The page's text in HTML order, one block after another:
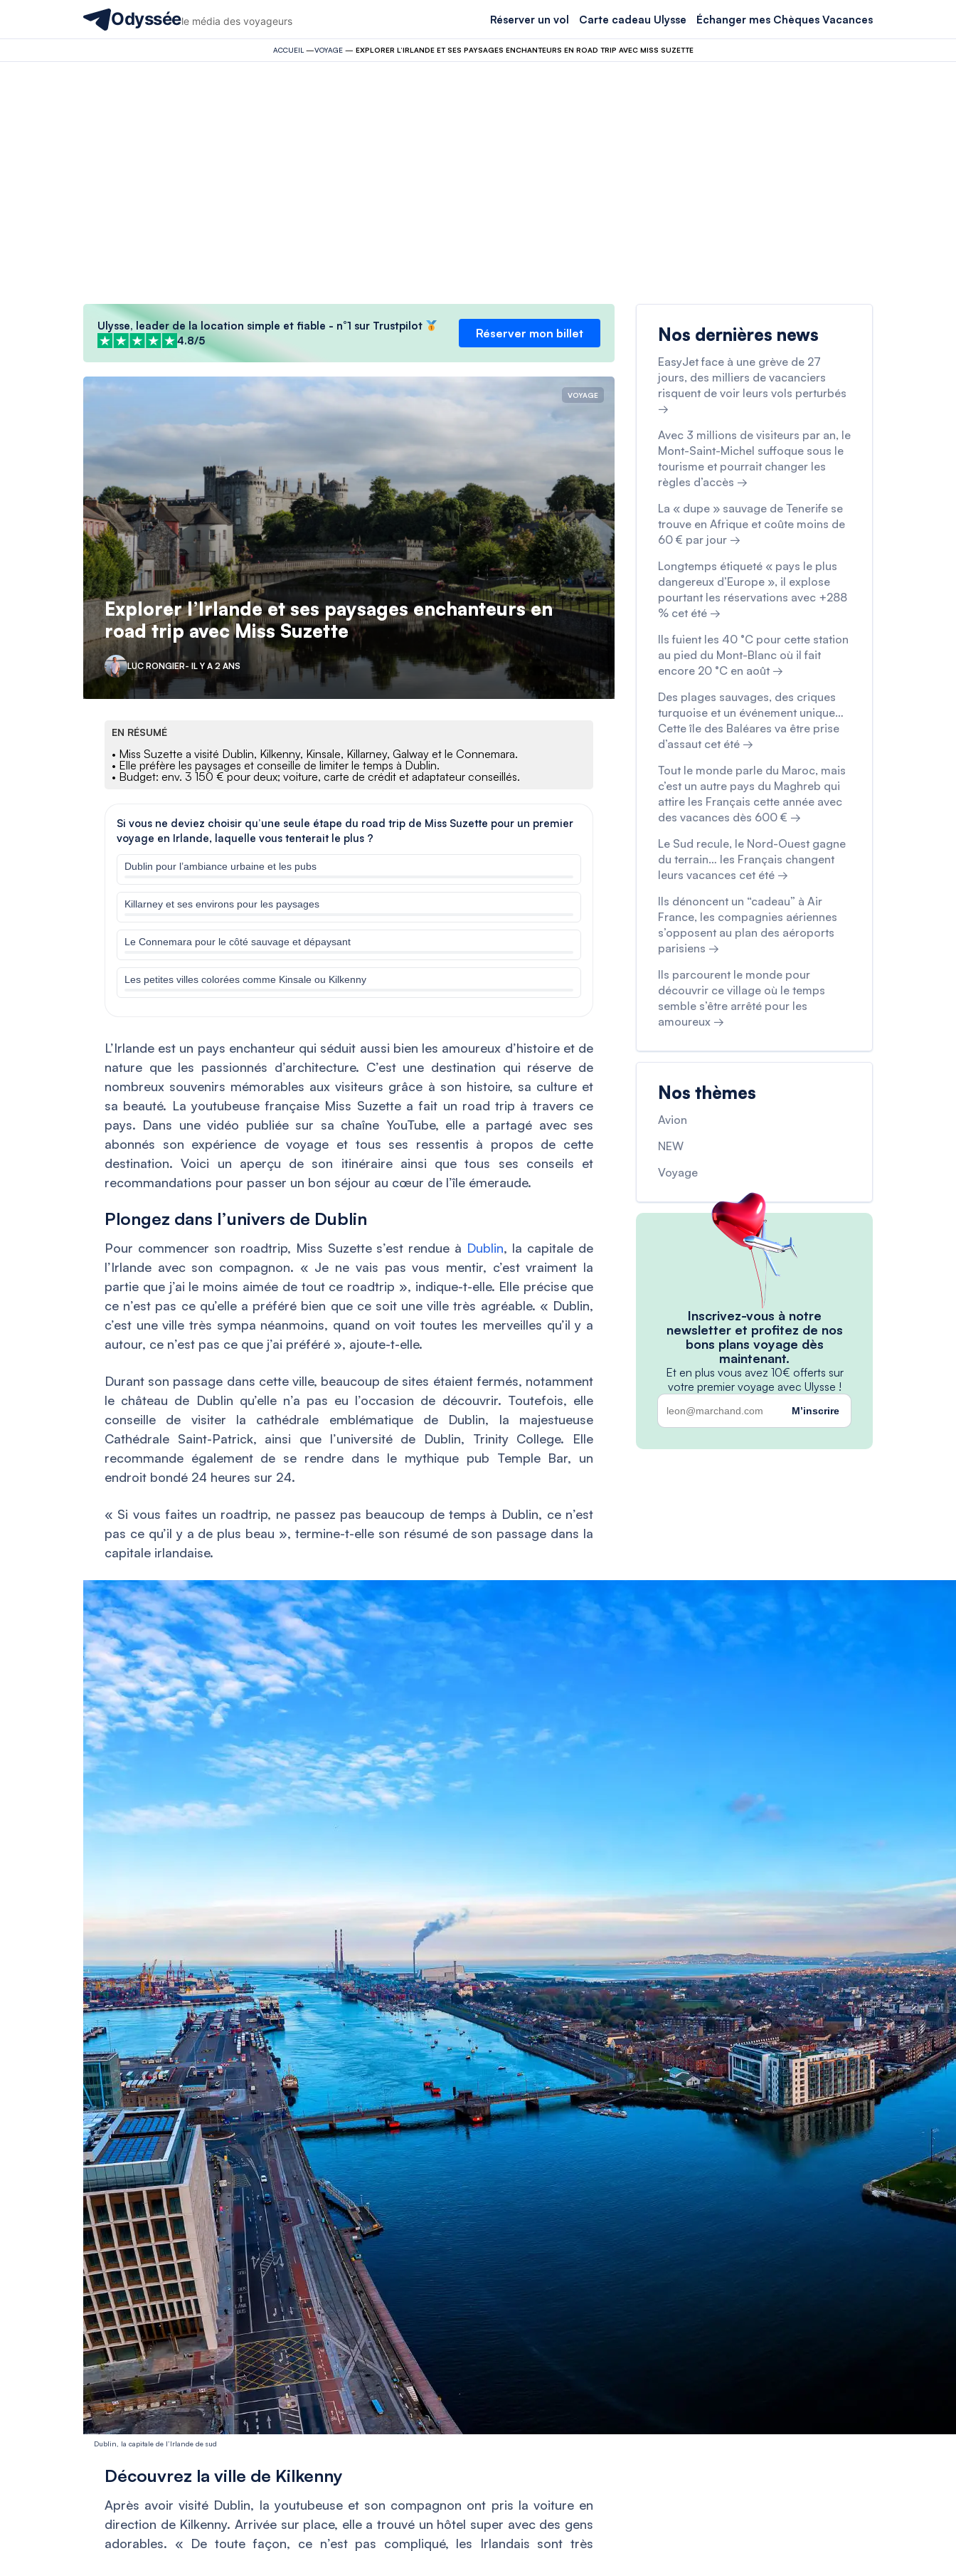
Odysséele média des voyageurs Réserver un vol Carte cadeau Ulysse Échanger mes Chèques Vacances
ACCUEIL —VOYAGE — EXPLORER L’IRLANDE ET SES PAYSAGES ENCHANTEURS EN ROAD TRIP AVEC MISS SUZETTE
Ulysse, leader de la location simple et fiable - n°1 sur Trustpilot
4.8/5
Réserver mon billet
VOYAGE
Explorer l’Irlande et ses paysages enchanteurs en
road trip avec Miss Suzette
LUC RONGIER- IL Y A 2 ANS
EN RÉSUMÉ
• Miss Suzette a visité Dublin, Kilkenny, Kinsale, Killarney, Galway et le Connemara.
• Elle préfère les paysages et conseille de limiter le temps à Dublin.
• Budget: env. 3 150 € pour deux; voiture, carte de crédit et adaptateur conseillés.
Si vous ne deviez choisir qu’une seule étape du road trip de Miss Suzette pour un premier
voyage en Irlande, laquelle vous tenterait le plus ?
Dublin pour l’ambiance urbaine et les pubs
Killarney et ses environs pour les paysages
Le Connemara pour le côté sauvage et dépaysant
Les petites villes colorées comme Kinsale ou Kilkenny
L’Irlande est un pays enchanteur qui séduit aussi bien les amoureux d’histoire et de
nature que les passionnés d’architecture. C’est une destination qui réserve de
nombreux souvenirs mémorables aux visiteurs grâce à son histoire, sa culture et
sa beauté. La youtubeuse française Miss Suzette a fait un road trip à travers ce
pays. Dans une vidéo publiée sur sa chaîne YouTube, elle a partagé avec ses
abonnés son expérience de voyage et tous ses ressentis à propos de cette
destination. Voici un aperçu de son itinéraire ainsi que tous ses conseils et
recommandations pour passer un bon séjour au cœur de l’île émeraude.
Plongez dans l’univers de Dublin
Pour commencer son roadtrip, Miss Suzette s’est rendue à Dublin, la capitale de
l’Irlande avec son compagnon. « Je ne vais pas vous mentir, c’est vraiment la
partie que j’ai le moins aimée de tout ce roadtrip », indique-t-elle. Elle précise que
ce n’est pas ce qu’elle a préféré bien que ce soit une ville très agréable. « Dublin,
c’est une ville très sympa néanmoins, quand on voit toutes les merveilles qu’il y a
autour, ce n’est pas ce que j’ai préféré », ajoute-t-elle.
Durant son passage dans cette ville, beaucoup de sites étaient fermés, notamment
le château de Dublin qu’elle n’a pas eu l’occasion de découvrir. Toutefois, elle
conseille de visiter la cathédrale emblématique de Dublin, la majestueuse
Cathédrale Saint-Patrick, ainsi que l’université de Dublin, Trinity College. Elle
recommande également de se rendre dans le mythique pub Temple Bar, un
endroit bondé 24 heures sur 24.
« Si vous faites un roadtrip, ne passez pas beaucoup de temps à Dublin, ce n’est
pas ce qu’il y a de plus beau », termine-t-elle son résumé de son passage dans la
capitale irlandaise.
Dublin, la capitale de l’Irlande de sud
Découvrez la ville de Kilkenny
Après avoir visité Dublin, la youtubeuse et son compagnon ont pris la voiture en
direction de Kilkenny. Arrivée sur place, elle a trouvé un hôtel super avec des gens
adorables. « De toute façon, ce n’est pas compliqué, les Irlandais sont très
Nos dernières news
EasyJet face à une grève de 27
jours, des milliers de vacanciers
risquent de voir leurs vols perturbés
→
Avec 3 millions de visiteurs par an, le
Mont-Saint-Michel suffoque sous le
tourisme et pourrait changer les
règles d’accès →
La « dupe » sauvage de Tenerife se
trouve en Afrique et coûte moins de
60 € par jour →
Longtemps étiqueté « pays le plus
dangereux d’Europe », il explose
pourtant les réservations avec +288
% cet été →
Ils fuient les 40 °C pour cette station
au pied du Mont-Blanc où il fait
encore 20 °C en août →
Des plages sauvages, des criques
turquoise et un événement unique…
Cette île des Baléares va être prise
d’assaut cet été →
Tout le monde parle du Maroc, mais
c’est un autre pays du Maghreb qui
attire les Français cette année avec
des vacances dès 600 € →
Le Sud recule, le Nord-Ouest gagne
du terrain… les Français changent
leurs vacances cet été →
Ils dénoncent un “cadeau” à Air
France, les compagnies aériennes
s’opposent au plan des aéroports
parisiens →
Ils parcourent le monde pour
découvrir ce village où le temps
semble s’être arrêté pour les
amoureux →
Nos thèmes
Avion
NEW
Voyage
Inscrivez-vous à notre
newsletter et profitez de nos
bons plans voyage dès
maintenant.
Et en plus vous avez 10€ offerts sur
votre premier voyage avec Ulysse !
M’inscrire